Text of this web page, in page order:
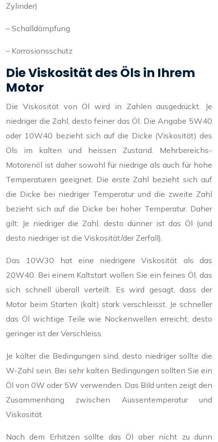
Zylinder)
– Schalldämpfung
– Korrosionsschutz
Die Viskosität des Öls in Ihrem
Motor
Die Viskosität von Öl wird in Zahlen ausgedrückt. Je
niedriger die Zahl, desto feiner das Öl. Die Angabe 5W40
oder 10W40 bezieht sich auf die Dicke (Viskosität) des
Öls im kalten und heissen Zustand. Mehrbereichs-
Motorenöl ist daher sowohl für niedrige als auch für hohe
Temperaturen geeignet. Die erste Zahl bezieht sich auf
die Dicke bei niedriger Temperatur und die zweite Zahl
bezieht sich auf die Dicke bei hoher Temperatur. Daher
gilt: Je niedriger die Zahl, desto dünner ist das Öl (und
desto niedriger ist die Viskosität/der Zerfall).
Das 10W30 hat eine niedrigere Viskosität als das
20W40. Bei einem Kaltstart wollen Sie ein feines Öl, das
sich schnell überall verteilt. Es wird gesagt, dass der
Motor beim Starten (kalt) stark verschleisst. Je schneller
das Öl wichtige Teile wie Nockenwellen erreicht, desto
geringer ist der Verschleiss.
Je kälter die Bedingungen sind, desto niedriger sollte die
W-Zahl sein. Bei sehr kalten Bedingungen sollten Sie ein
Öl von 0W oder 5W verwenden. Das Bild unten zeigt den
Zusammenhang zwischen Aussentemperatur und
Viskosität.
Nach dem Erhitzen sollte das Öl aber nicht zu dünn